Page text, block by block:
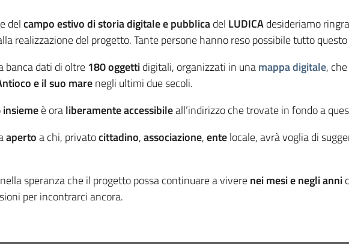
delcampo estivo di storia digitale e pubblicadel LUDICAdesideriamo
realizzazione del progetto. Tante persone hanno reso possibile tutto
banca dati di oltre180 oggettidigitali, organizzati in unamappa digitale,
e il suo marenegli ultimi due secoli.
insiemeè oraliberamente accessibileall’indirizzo che trovate in fondo a
apertoa chi, privatocittadino,associazione,entelocale, avrà voglia di
speranza che il progetto possa continuare a viverenei mesi e negli anni
per incontrarci ancora.